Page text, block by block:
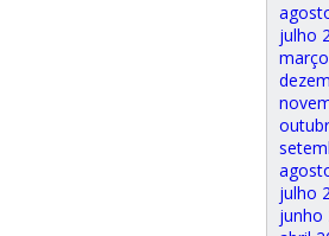
julho
julho
junho